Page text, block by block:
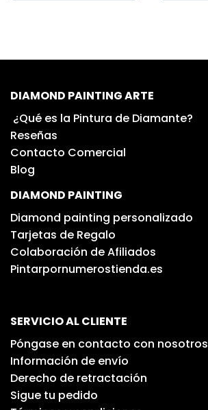
DIAMOND PAINTING ARTE
¿Qué es la Pintura de Diamante?
Reseñas
Contacto Comercial
Blog
DIAMOND PAINTING
Diamond painting personalizado
Tarjetas de Regalo
Colaboración de Afiliados
Pintarpornumerostienda.es
SERVICIO AL CLIENTE
Póngase en contacto con nosotros
Información de envío
Derecho de retractación
Sigue tu pedido